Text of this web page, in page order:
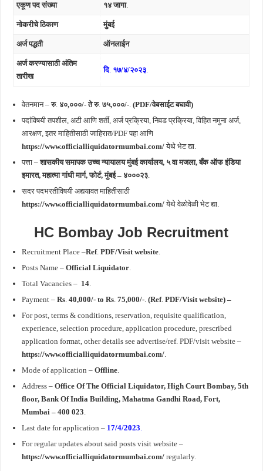
एकूण पद संख्या १४ जागा.
नोकरीचे ठिकाण मुंबई
अर्ज पद्धती ऑनलाईन
अर्ज करण्यासाठी अंतिम
तारीख
दि. १७/४/२०२३.
वेतनमान –रु. ४०,०००/- तेरु. ७५,०००/- .(PDF/वेबसाईट बघावी)
पदांविषयी तपशील, अटी आणि शर्ती, अर्ज प्रक्रिया, निवड प्रक्रिया, विहित नमुना अर्ज,
आरक्षण, इतर माहितीसाठी जाहिरात/PDF पहा आणि
https://www.officialliquidatormumbai.com/येथे भेट द्या.
पत्ता –शासकीय समापकउच्च न्यायालय मुंबईकार्यालय, ५ वा मजला, बँक ऑफ इंडिया
इमारत, महात्मा गांधीमार्ग, फोर्ट, मुंबई – ४०००२३
सदर पदभरतीविषयी अद्ययावत माहितीसाठी
https://www.officialliquidatormumbai.com/येथे वेळोवेळी भेट द्या.
HC BombayJob Recruitment
Recruitment Place –Ref. PDF/Visit website
Posts Name –Official Liquidator
Total Vacancies – 14
Payment – Rs .40,000/- to Rs .75,000/- (Ref. PDF/Visit website) –
For post, terms & conditions, reservation, requisite qualification,
experience, selection procedure, application procedure, prescribed
application format, other details see advertise/ref. PDF/visit website –
https://www.officialliquidatormumbai.com/
Mode of application –Offline
Address –Office Of The Official Liquidator, High Court Bombay, 5th
floor, Bank Of India Building, Mahatma Gandhi Road, Fort,
Mumbai – 400 023
Last date for application – 17/4/2023
For regular updates about said posts visit website –
https://www.officialliquidatormumbai.com/ regularly.